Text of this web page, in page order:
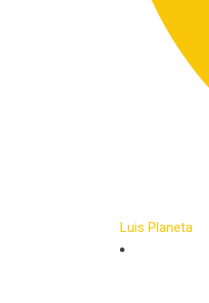
Luis Planeta